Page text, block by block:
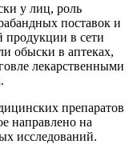
у лиц, роль
поставок и
продукции в сети
обыски в аптеках,
лекарственными
препаратов
направлено на
исследований.